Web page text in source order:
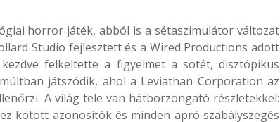
horror játék, abból is a sétaszimulátor változat
Studio fejlesztett és a Wired Productions adott
felkeltette a figyelmet a sötét, disztópikus
játszódik, ahol a Leviathan Corporation az
A világ tele van hátborzongató részletekkel:
kötött azonosítók és minden apró szabályszegés